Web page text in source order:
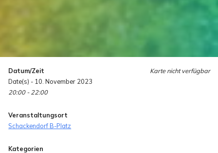
Karte nicht verfügbar
Datum/Zeit
Date(s) - 10. November 2023
20:00 - 22:00
Veranstaltungsort
Schackendorf B-Platz
Kategorien